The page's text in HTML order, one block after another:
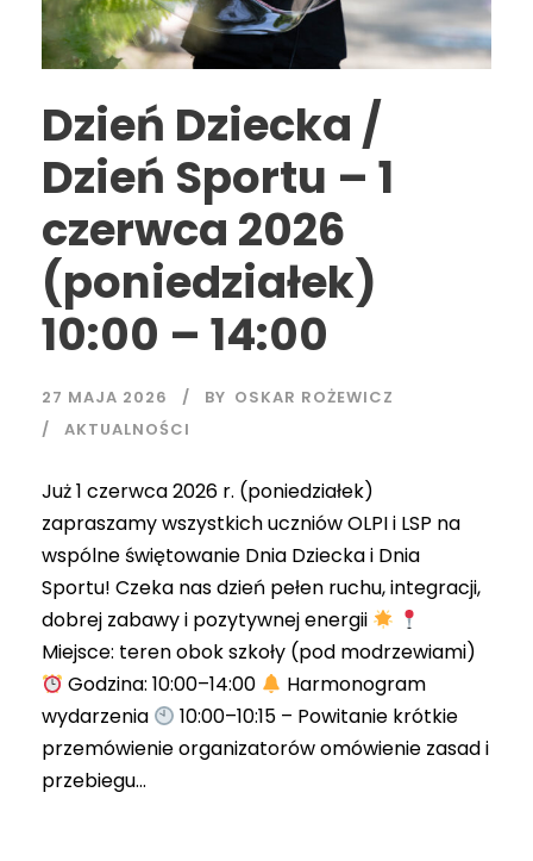
Dzień Dziecka /
Dzień Sportu – 1
czerwca 2026
(poniedziałek)
10:00 – 14:00
27 MAJA 2026 BY OSKAR ROŻEWICZ
AKTUALNOŚCI
Już 1 czerwca 2026 r. (poniedziałek)
zapraszamy wszystkich uczniów OLPI i LSP na
wspólne świętowanie Dnia Dziecka i Dnia
Sportu! Czeka nas dzień pełen ruchu, integracji,
dobrej zabawy i pozytywnej energii
Miejsce: teren obok szkoły (pod modrzewiami)
Godzina: 10:00–14:00
Harmonogram
wydarzenia
10:00–10:15 – Powitanie krótkie
przemówienie organizatorów omówienie zasad i
przebiegu...